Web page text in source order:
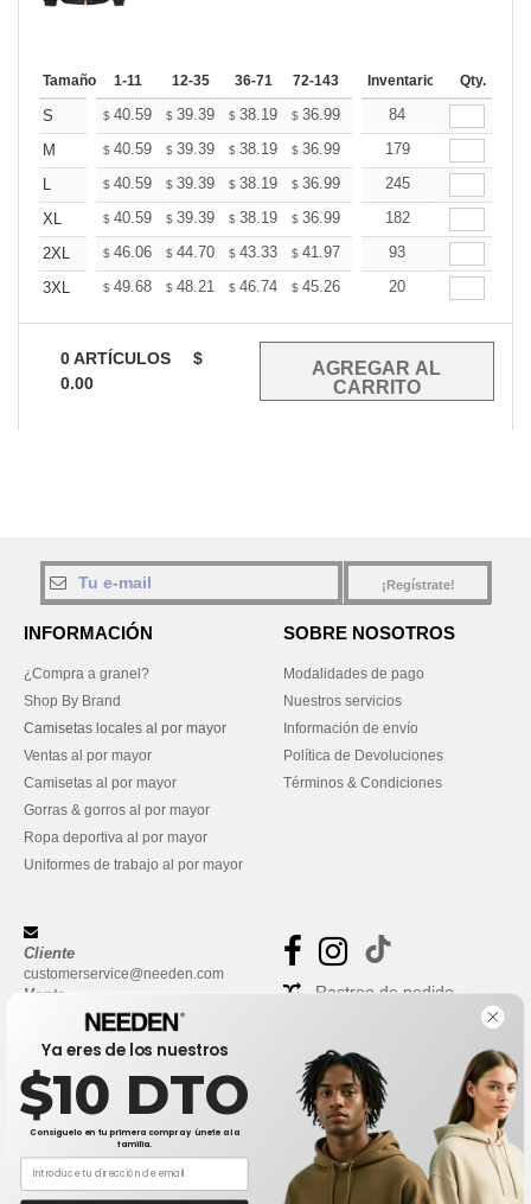
Tamaño 1-11 12-35 36-71 72-143 144-287 288 +
Inventario Qty.
S $ 40.59 $ 39.39 $ 38.19 $ 36.99 35.78
84
M
$ 40.59 $ 39.39 $ 38.19 $ 36.99 35.78
179
L
$ 40.59 $ 39.39 $ 38.19 $ 36.99 35.78
245
XL
$ 40.59 $ 39.39 $ 38.19 $ 36.99 35.78
182
2XL
$ 46.06 $ 44.70 $ 43.33 $ 41.97 40.60
93
3XL
$ 49.68 $ 48.21 $ 46.74 $ 45.26 43.79
20
0ARTÍCULOS
$
0.00
¡Regístrate!
INFORMACIÓN
¿Compra a granel?
Shop By Brand
Camisetas locales al por mayor
Ventas al por mayor
Camisetas al por mayor
Gorras & gorros al por mayor
Ropa deportiva al por mayor
Uniformes de trabajo al por mayor
SOBRE NOSOTROS
Modalidades de pago
Nuestros servicios
Información de envío
Política de Devoluciones
Términos & Condiciones
Cliente
customerservice@needen.com
Venta
sales@needen.com
Rastreo de pedido
Ya eres de los nuestros
$10 DTO
Consíguelo en tu primera compra y únete a la
familia.